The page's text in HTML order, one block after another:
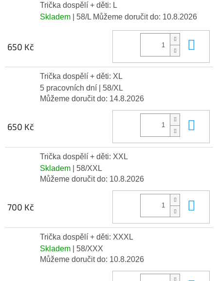
Trička dospělí + děti: L
Skladem
| 58/L Můžeme doručit do: 10.8.2026
650 Kč
Trička dospělí + děti: XL
5 pracovních dní
| 58/XL
Můžeme doručit do: 14.8.2026
650 Kč
Trička dospělí + děti: XXL
Skladem
| 58/XXL
Můžeme doručit do: 10.8.2026
700 Kč
Trička dospělí + děti: XXXL
Skladem
| 58/XXX
Můžeme doručit do: 10.8.2026